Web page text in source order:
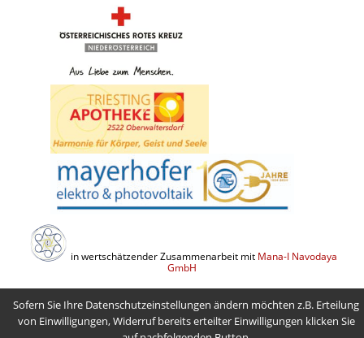
in wertschätzender Zusammenarbeit mit Mana-I Navodaya
GmbH
Sofern Sie Ihre Datenschutzeinstellungen ändern möchten z.B. Erteilung
von Einwilligungen, Widerruf bereits erteilter Einwilligungen klicken Sie